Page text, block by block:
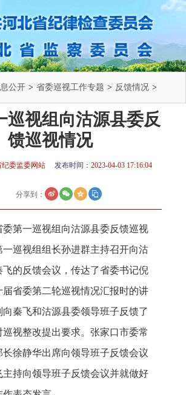
公开 > 省委巡视工作专题 > 反馈情况 >
巡视组向沽源县委反
馈巡视情况
纪委监委网站 发布时间： 2023-04-03 17:16:04
分享到：
委第一巡视组向沽源县委反馈巡视
一巡视组组长孙进群主持召开向沽
飞的反馈会议，传达了省委书记倪
届省委第二轮巡视情况汇报时的讲
秦飞和沽源县委领导班子反馈了
视整改提出要求。张家口市委常
徐静华出席向领导班子反馈会议
主持向领导班子反馈会议并就做好